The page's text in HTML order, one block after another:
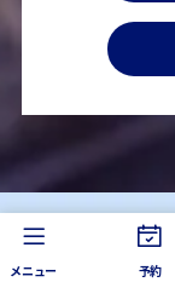
メニュー 予約